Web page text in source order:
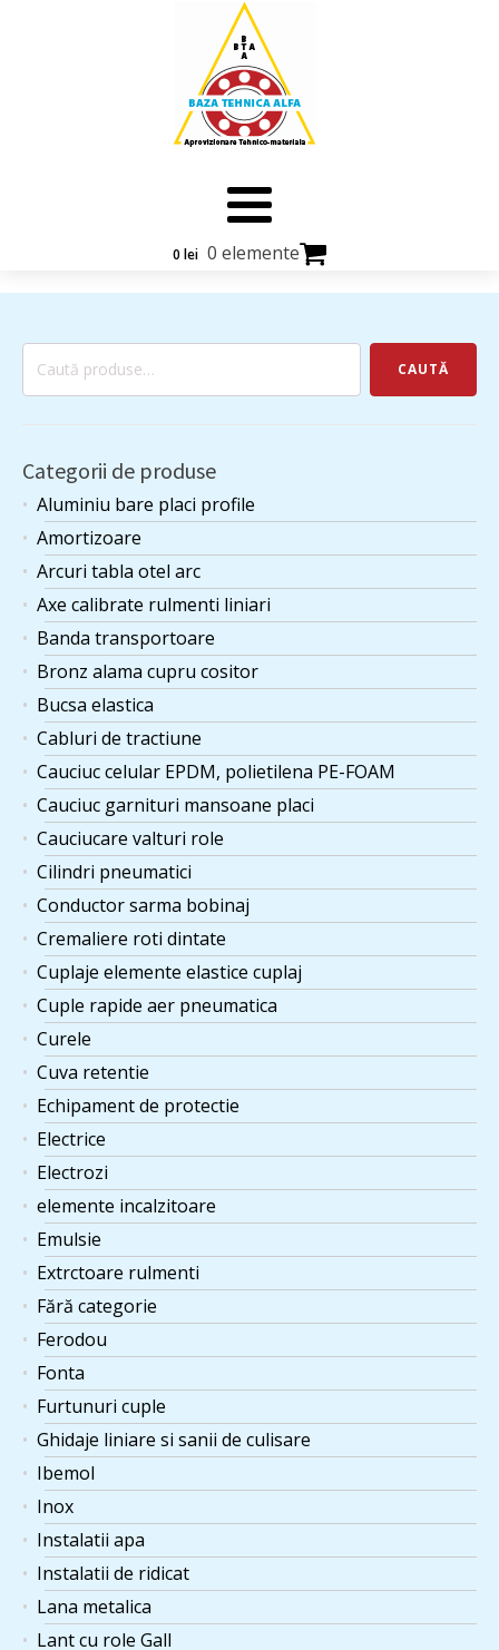
0 lei 0 elemente
Caută
CAUTĂ
Categorii de produse
Aluminiu bare placi profile
Amortizoare
Arcuri tabla otel arc
Axe calibrate rulmenti liniari
Banda transportoare
Bronz alama cupru cositor
Bucsa elastica
Cabluri de tractiune
Cauciuc celular EPDM, polietilena PE-FOAM
Cauciuc garnituri mansoane placi
Cauciucare valturi role
Cilindri pneumatici
Conductor sarma bobinaj
Cremaliere roti dintate
Cuplaje elemente elastice cuplaj
Cuple rapide aer pneumatica
Curele
Cuva retentie
Echipament de protectie
Electrice
Electrozi
elemente incalzitoare
Emulsie
Extrctoare rulmenti
Fără categorie
Ferodou
Fonta
Furtunuri cuple
Ghidaje liniare si sanii de culisare
Ibemol
Inox
Instalatii apa
Instalatii de ridicat
Lana metalica
Lant cu role Gall